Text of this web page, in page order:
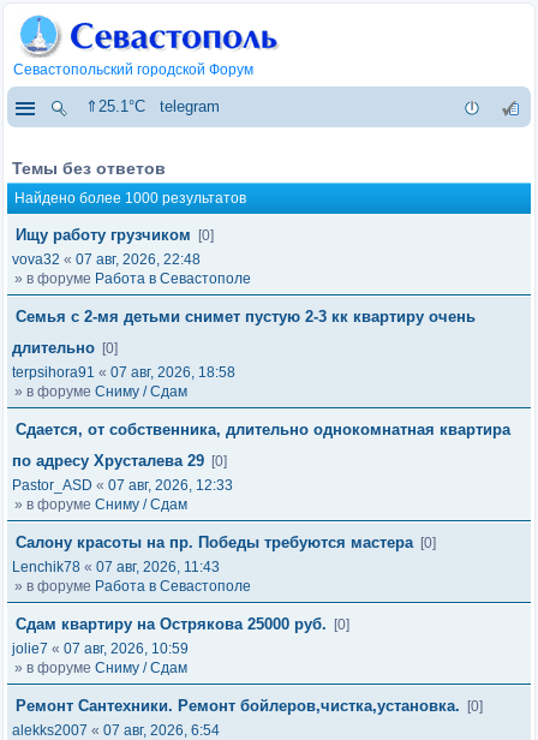
Севастопольский городской Форум
⇑25.1°C telegram
Темы без ответов
Найдено более 1000 результатов
Ищу работу грузчиком
[0]
vova32 « 07 авг, 2026, 22:48
» в форуме Работа в Севастополе
Семья с 2-мя детьми снимет пустую 2-3 кк квартиру очень
длительно [0]
terpsihora91 « 07 авг, 2026, 18:58
» в форуме Сниму / Сдам
Сдается, от собственника, длительно однокомнатная квартира
по адресу Хрусталева 29 [0]
Pastor_ASD « 07 авг, 2026, 12:33
» в форуме Сниму / Сдам
Салону красоты на пр. Победы требуются мастера [0]
Lenchik78 « 07 авг, 2026, 11:43
» в форуме Работа в Севастополе
Сдам квартиру на Острякова 25000 руб.
[0]
jolie7 « 07 авг, 2026, 10:59
» в форуме Сниму / Сдам
Ремонт Сантехники. Ремонт бойлеров,чистка,установка.
[0]
alekks2007 « 07 авг, 2026, 6:54